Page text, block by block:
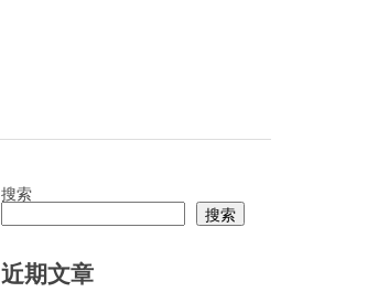
搜索
搜索
近期文章